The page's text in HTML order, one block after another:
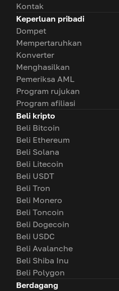
Kontak
Keperluan pribadi
Dompet
Mempertaruhkan
Konverter
Menghasilkan
Pemeriksa AML
Program rujukan
Program afiliasi
Beli kripto
Beli Bitcoin
Beli Ethereum
Beli Solana
Beli Litecoin
Beli USDT
Beli Tron
Beli Monero
Beli Toncoin
Beli Dogecoin
Beli USDC
Beli Avalanche
Beli Shiba Inu
Beli Polygon
Berdagang